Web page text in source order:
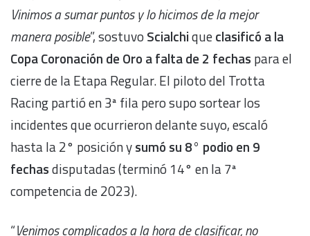
Vinimos a sumar puntos y lo hicimos de la mejor
manera posible”, sostuvo Scialchiqueclasificó a la
Copa Coronación de Oro a falta de 2 fechas para el
cierre de la Etapa Regular. El piloto del Trotta
Racing partió en 3ª fila pero supo sortear los
incidentes que ocurrieron delante suyo, escaló
hasta la 2° posición ysumó su 8° podio en 9
fechasdisputadas (terminó 14° en la 7ª
competencia de 2023).
“Venimos complicados a la hora de clasificar, no